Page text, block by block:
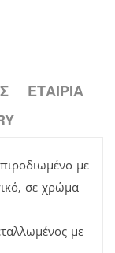
ΕΤΑΙΡΊΑ
με
σε χρώμα
με